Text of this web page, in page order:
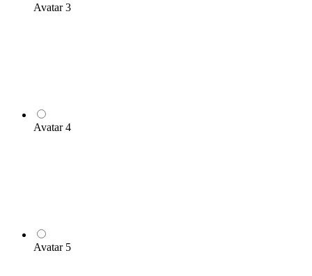
Avatar 3
Avatar 4
Avatar 5